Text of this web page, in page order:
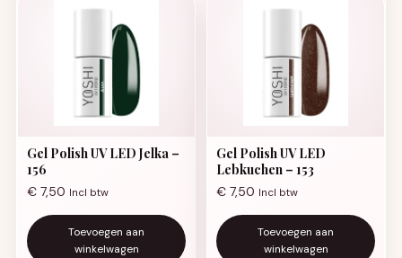
Gel Polish UV LED Jelka –
156
€ 7,50 Incl btw
Toevoegen aan
winkelwagen
Gel Polish UV LED
Lebkuchen – 153
€ 7,50 Incl btw
Toevoegen aan
winkelwagen